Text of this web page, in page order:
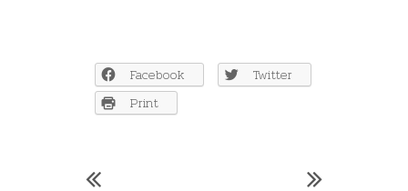
Facebook
Twitter
Print